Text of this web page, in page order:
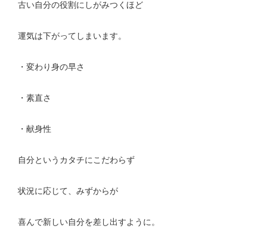
古い自分の役割にしがみつくほど
運気は下がってしまいます。
・変わり身の早さ
・素直さ
・献身性
自分というカタチにこだわらず
状況に応じて、みずからが
喜んで新しい自分を差し出すように。